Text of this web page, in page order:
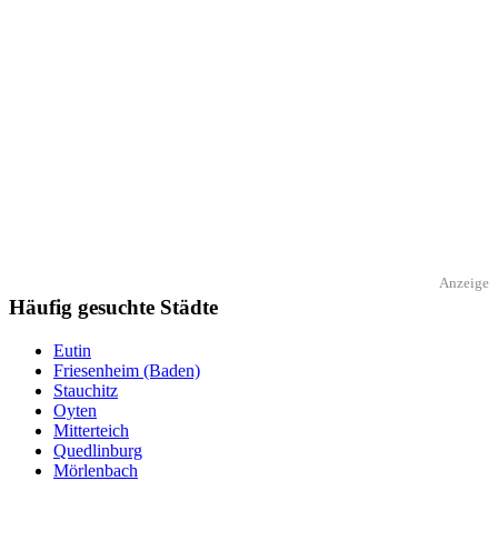
Anzeige
Häufig gesuchte Städte
Eutin
Friesenheim (Baden)
Stauchitz
Oyten
Mitterteich
Quedlinburg
Mörlenbach